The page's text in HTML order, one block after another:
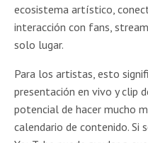
ecosistema artístico,
interacción con fans,
solo lugar.
Para los artistas, esto
presentación en vivo y clip
potencial de hacer mucho
calendario de contenido. Si